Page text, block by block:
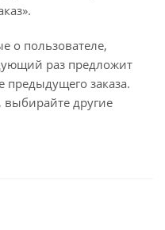
о пользователе,
раз предложит
заказа.
выбирайте другие